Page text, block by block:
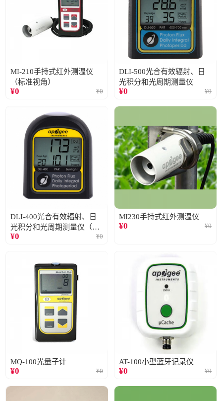
MI-210手持式红外测温仪
（标准视角）
¥0 ¥0
DLI-500光合有效辐射、日
光积分和光周期测量仪
¥0 ¥0
DLI-400光合有效辐射、日
光积分和光周期测量仪（仅
阳光）
¥0 ¥0
MI230手持式红外测温仪
¥0 ¥0
MQ-100光量子计
¥0 ¥0
AT-100小型蓝牙记录仪
¥0 ¥0